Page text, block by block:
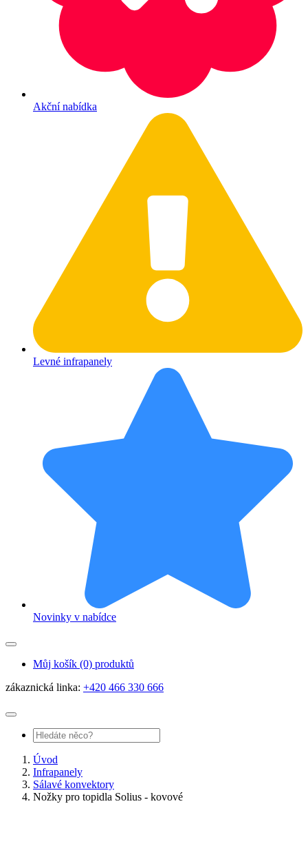
Akční nabídka
Levné infrapanely
Novinky v nabídce
Můj košík (0) produktů
zákaznická linka: +420 466 330 666
Úvod
Infrapanely
Sálavé konvektory
Nožky pro topidla Solius - kovové